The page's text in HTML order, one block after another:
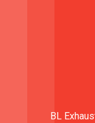
BL